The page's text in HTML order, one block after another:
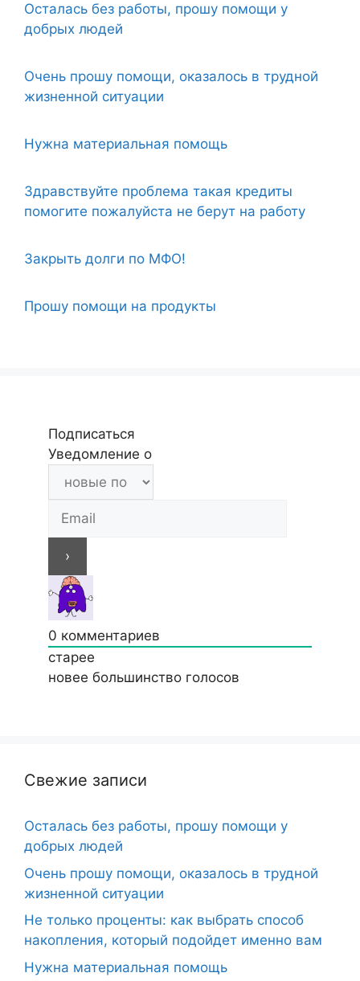
Осталась без работы, прошу помощи у
добрых людей
Очень прошу помощи, оказалось в трудной
жизненной ситуации
Нужна материальная помощь
Здравствуйте проблема такая кредиты
помогите пожалуйста не берут на работу
Закрыть долги по МФО!
Прошу помощи на продукты
Подписаться
Уведомление о
0 комментариев
старее
новее большинство голосов
Свежие записи
Осталась без работы, прошу помощи у
добрых людей
Очень прошу помощи, оказалось в трудной
жизненной ситуации
Не только проценты: как выбрать способ
накопления, который подойдет именно вам
Нужна материальная помощь